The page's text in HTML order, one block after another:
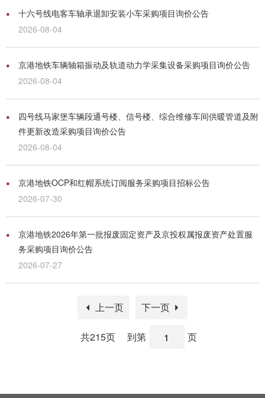
十六号线电客车轴承退卸安装小车采购项目询价公告
2026-08-04
京港地铁车辆轴箱振动及轨道动力学采集设备采购项目询价公告
2026-08-04
四号线马家堡车辆段通号楼、信号楼、综合维修车间供暖管道及附
件更新改造采购项目询价公告
2026-08-04
京港地铁OCP和红帽系统订阅服务采购项目招标公告
2026-07-30
京港地铁2026年第一批报废固定资产及京投权属报废资产处置服
务采购项目询价公告
2026-07-27
上一页 下一页
共215页 到第 页